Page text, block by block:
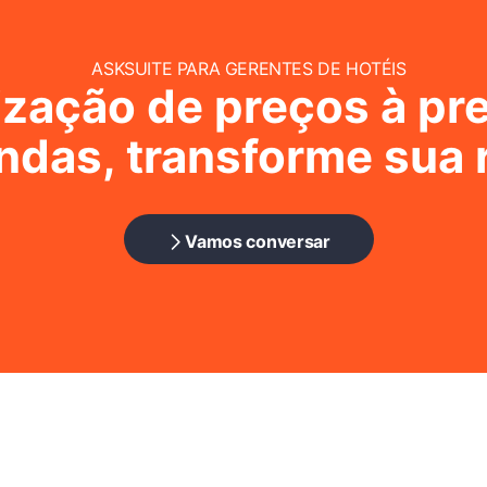
ASKSUITE PARA GERENTES DE HOTÉIS
de preços à
transforme sua
Vamos conversar